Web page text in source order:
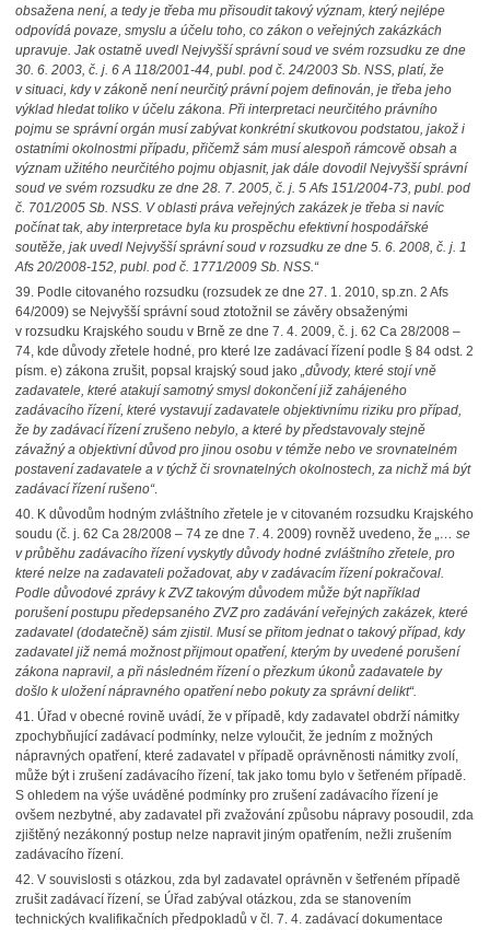
obsažena není, a tedy je třeba mu přisoudit takový význam, který nejlépe
odpovídá povaze, smyslu a účelu toho, co zákon o veřejných zakázkách
upravuje. Jak ostatně uvedl Nejvyšší správní soud ve svém rozsudku ze dne
30. 6. 2003, č. j. 6 A 118/2001-44, publ. pod č. 24/2003 Sb. NSS, platí, že
v situaci, kdy v zákoně není neurčitý právní pojem definován, je třeba jeho
výklad hledat toliko v účelu zákona. Při interpretaci neurčitého právního
pojmu se správní orgán musí zabývat konkrétní skutkovou podstatou, jakož i
ostatními okolnostmi případu, přičemž sám musí alespoň rámcově obsah a
význam užitého neurčitého pojmu objasnit, jak dále dovodil Nejvyšší správní
soud ve svém rozsudku ze dne 28. 7. 2005, č. j. 5 Afs 151/2004-73, publ. pod
č. 701/2005 Sb. NSS. V oblasti práva veřejných zakázek je třeba si navíc
počínat tak, aby interpretace byla ku prospěchu efektivní hospodářské
soutěže, jak uvedl Nejvyšší správní soud v rozsudku ze dne 5. 6. 2008, č. j. 1
Afs 20/2008-152, publ. pod č. 1771/2009 Sb. NSS.“
39. Podle citovaného rozsudku (rozsudek ze dne 27. 1. 2010, sp.zn. 2 Afs
64/2009) se Nejvyšší správní soud ztotožnil se závěry obsaženými
v rozsudku Krajského soudu v Brně ze dne 7. 4. 2009, č. j. 62 Ca 28/2008 –
74, kde důvody zřetele hodné, pro které lze zadávací řízení podle § 84 odst. 2
písm. e) zákona zrušit, popsal krajský soud jako „důvody, které stojí vně
zadavatele, které atakují samotný smysl dokončení již zahájeného
zadávacího řízení, které vystavují zadavatele objektivnímu riziku pro případ,
že by zadávací řízení zrušeno nebylo, a které by představovaly stejně
závažný a objektivní důvod pro jinou osobu v témže nebo ve srovnatelném
postavení zadavatele a v týchž či srovnatelných okolnostech, za nichž má být
zadávací řízení rušeno“.
40. K důvodům hodným zvláštního zřetele je v citovaném rozsudku Krajského
soudu (č. j. 62 Ca 28/2008 – 74 ze dne 7. 4. 2009) rovněž uvedeno, že „… se
v průběhu zadávacího řízení vyskytly důvody hodné zvláštního zřetele, pro
které nelze na zadavateli požadovat, aby v zadávacím řízení pokračoval.
Podle důvodové zprávy k ZVZ takovým důvodem může být například
porušení postupu předepsaného ZVZ pro zadávání veřejných zakázek, které
zadavatel (dodatečně) sám zjistil. Musí se přitom jednat o takový případ, kdy
zadavatel již nemá možnost přijmout opatření, kterým by uvedené porušení
zákona napravil, a při následném řízení o přezkum úkonů zadavatele by
došlo k uložení nápravného opatření nebo pokuty za správní delikt“.
41. Úřad v obecné rovině uvádí, že v případě, kdy zadavatel obdrží námitky
zpochybňující zadávací podmínky, nelze vyloučit, že jedním z možných
nápravných opatření, které zadavatel v případě oprávněnosti námitky zvolí,
může být i zrušení zadávacího řízení, tak jako tomu bylo v šetřeném případě.
S ohledem na výše uváděné podmínky pro zrušení zadávacího řízení je
ovšem nezbytné, aby zadavatel při zvažování způsobu nápravy posoudil, zda
zjištěný nezákonný postup nelze napravit jiným opatřením, nežli zrušením
zadávacího řízení.
42. V souvislosti s otázkou, zda byl zadavatel oprávněn v šetřeném případě
zrušit zadávací řízení, se Úřad zabýval otázkou, zda se stanovením
technických kvalifikačních předpokladů v čl. 7. 4. zadávací dokumentace